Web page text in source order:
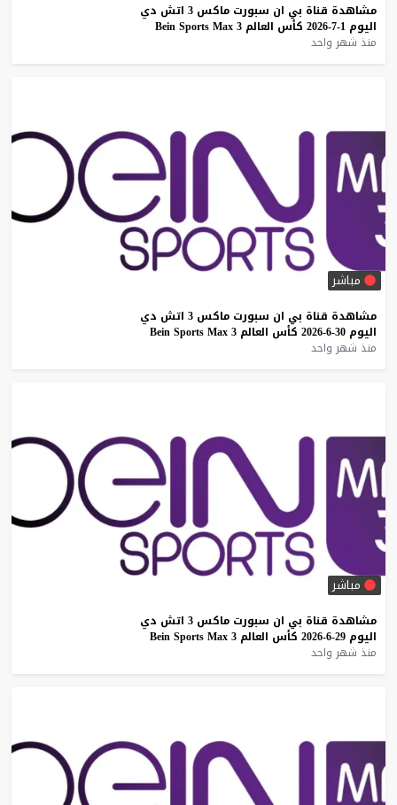
مشاهدة قناة بي ان سبورت ماكس 3 اتش دي
اليوم 1-7-2026 كأس العالم Bein Sports Max 3
منذ شهر واحد
مباشر
مشاهدة قناة بي ان سبورت ماكس 3 اتش دي
اليوم 30-6-2026 كأس العالم Bein Sports Max 3
منذ شهر واحد
مباشر
مشاهدة قناة بي ان سبورت ماكس 3 اتش دي
اليوم 29-6-2026 كأس العالم Bein Sports Max 3
منذ شهر واحد